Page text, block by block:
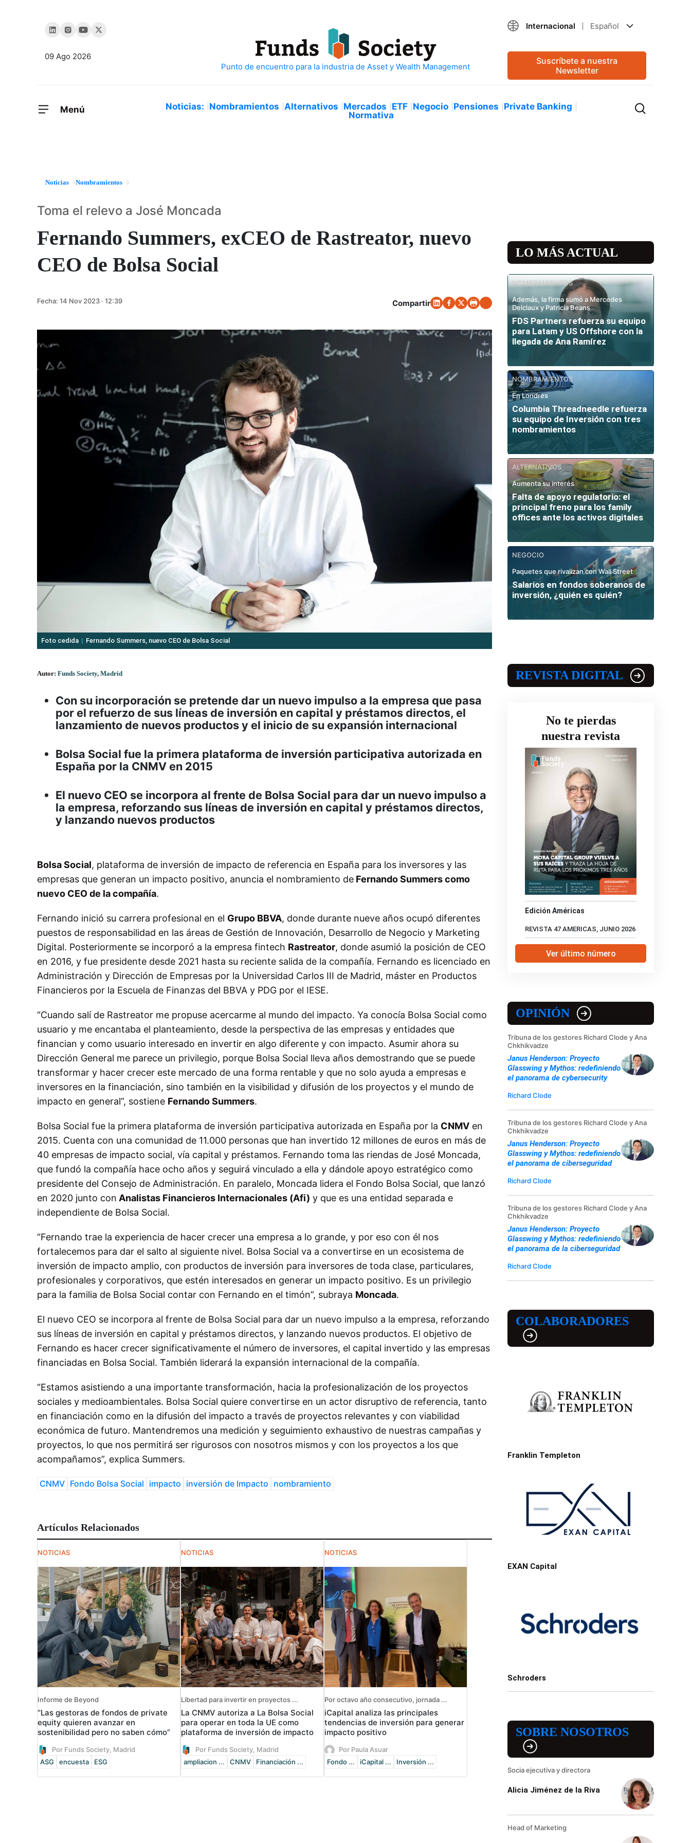
09 Ago 2026
Internacional Español
Suscríbete a nuestra
Newsletter
Menú Noticias: Nombramientos Alternativos Mercados ETF Negocio Pensiones Private Banking
Normativa
Noticias Nombramientos
Fernando Summers, exCEO de Rastreator, nuevo
CEO de Bolsa Social
Toma el relevo a José Moncada
Fecha: 14 Nov 2023 · 12:39 Compartir
Foto cedida Fernando Summers, nuevo CEO de Bolsa Social
Autor: Funds Society, Madrid
Con su incorporación se pretende dar un nuevo impulso a la empresa que pasa
por el refuerzo de sus líneas de inversión en capital y préstamos directos, el
lanzamiento de nuevos productos y el inicio de su expansión internacional
Bolsa Social fue la primera plataforma de inversión participativa autorizada en
España por la CNMV en 2015
El nuevo CEO se incorpora al frente de Bolsa Social para dar un nuevo impulso a
la empresa, reforzando sus líneas de inversión en capital y préstamos directos,
y lanzando nuevos productos
Bolsa Social, plataforma de inversión de impacto de referencia en España para los inversores y las
empresas que generan un impacto positivo, anuncia el nombramiento de Fernando Summers como
nuevo CEO de la compañía.
Fernando inició su carrera profesional en el Grupo BBVA, donde durante nueve años ocupó diferentes
puestos de responsabilidad en las áreas de Gestión de Innovación, Desarrollo de Negocio y Marketing
Digital. Posteriormente se incorporó a la empresa fintech Rastreator, donde asumió la posición de CEO
en 2016, y fue presidente desde 2021 hasta su reciente salida de la compañía. Fernando es licenciado en
Administración y Dirección de Empresas por la Universidad Carlos III de Madrid, máster en Productos
Financieros por la Escuela de Finanzas del BBVA y PDG por el IESE.
“Cuando salí de Rastreator me propuse acercarme al mundo del impacto. Ya conocía Bolsa Social como
usuario y me encantaba el planteamiento, desde la perspectiva de las empresas y entidades que
financian y como usuario interesado en invertir en algo diferente y con impacto. Asumir ahora su
Dirección General me parece un privilegio, porque Bolsa Social lleva años demostrando que se puede
transformar y hacer crecer este mercado de una forma rentable y que no solo ayuda a empresas e
inversores en la financiación, sino también en la visibilidad y difusión de los proyectos y el mundo de
impacto en general”, sostiene Fernando Summers.
Bolsa Social fue la primera plataforma de inversión participativa autorizada en España por la CNMV en
2015. Cuenta con una comunidad de 11.000 personas que han invertido 12 millones de euros en más de
40 empresas de impacto social, vía capital y préstamos. Fernando toma las riendas de José Moncada,
que fundó la compañía hace ocho años y seguirá vinculado a ella y dándole apoyo estratégico como
presidente del Consejo de Administración. En paralelo, Moncada lidera el Fondo Bolsa Social, que lanzó
en 2020 junto con Analistas Financieros Internacionales (Afi) y que es una entidad separada e
independiente de Bolsa Social.
“Fernando trae la experiencia de hacer crecer una empresa a lo grande, y por eso con él nos
fortalecemos para dar el salto al siguiente nivel. Bolsa Social va a convertirse en un ecosistema de
inversión de impacto amplio, con productos de inversión para inversores de toda clase, particulares,
profesionales y corporativos, que estén interesados en generar un impacto positivo. Es un privilegio
para la familia de Bolsa Social contar con Fernando en el timón”, subraya Moncada.
El nuevo CEO se incorpora al frente de Bolsa Social para dar un nuevo impulso a la empresa, reforzando
sus líneas de inversión en capital y préstamos directos, y lanzando nuevos productos. El objetivo de
Fernando es hacer crecer significativamente el número de inversores, el capital invertido y las empresas
financiadas en Bolsa Social. También liderará la expansión internacional de la compañía.
“Estamos asistiendo a una importante transformación, hacia la profesionalización de los proyectos
sociales y medioambientales. Bolsa Social quiere convertirse en un actor disruptivo de referencia, tanto
en financiación como en la difusión del impacto a través de proyectos relevantes y con viabilidad
económica de futuro. Mantendremos una medición y seguimiento exhaustivo de nuestras campañas y
proyectos, lo que nos permitirá ser rigurosos con nosotros mismos y con los proyectos a los que
acompañamos”, explica Summers.
CNMV Fondo Bolsa Social impacto inversión de Impacto nombramiento
Artículos Relacionados
NOTICIAS
Informe de Beyond
“Las gestoras de fondos de private
equity quieren avanzar en
sostenibilidad pero no saben cómo”
Por Funds Society, Madrid
ASG
encuesta ESG
NOTICIAS
Libertad para invertir en proyectos ...
La CNMV autoriza a La Bolsa Social
para operar en toda la UE como
plataforma de inversión de impacto
Por Funds Society, Madrid
ampliacion ...
CNMV Financiación ...
NOTICIAS
Por octavo año consecutivo, jornada ...
iCapital analiza las principales
tendencias de inversión para generar
impacto positivo
Por Paula Asuar
Fondo ...
iCapital ... Inversión ...
LO MÁS ACTUAL
NOMBRAMIENTOS
Además, la firma sumó a Mercedes
Delclaux y Patricia Beans
FDS Partners refuerza su equipo
para Latam y US Offshore con la
llegada de Ana Ramírez
NOMBRAMIENTOS
En Londres
Columbia Threadneedle refuerza
su equipo de Inversión con tres
nombramientos
ALTERNATIVOS
Aumenta su interés
Falta de apoyo regulatorio: el
principal freno para los family
offices ante los activos digitales
NEGOCIO
Paquetes que rivalizan con Wall Street
Salarios en fondos soberanos de
inversión, ¿quién es quién?
REVISTA DIGITAL
No te pierdas
nuestra revista
Edición Américas
REVISTA 47 AMERICAS, JUNIO 2026
Ver último número
OPINIÓN
Tribuna de los gestores Richard Clode y Ana
Chkhikvadze
Janus Henderson: Proyecto
Glasswing y Mythos: redefiniendo
el panorama de cybersecurity
Richard Clode
Tribuna de los gestores Richard Clode y Ana
Chkhikvadze
Janus Henderson: Proyecto
Glasswing y Mythos: redefiniendo
el panorama de ciberseguridad
Richard Clode
Tribuna de los gestores Richard Clode y Ana
Chkhikvadze
Janus Henderson: Proyecto
Glasswing y Mythos: redefiniendo
el panorama de la ciberseguridad
Richard Clode
COLABORADORES
Franklin Templeton
EXAN Capital
Schroders
SOBRE NOSOTROS
Socia ejecutiva y directora
Alicia Jiménez de la Riva
Head of Marketing